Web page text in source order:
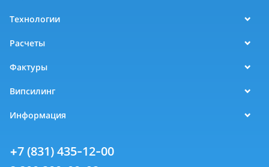
Технологии
Расчеты
Фактуры
Випсилинг
Информация
+7 (831) 435-12-00